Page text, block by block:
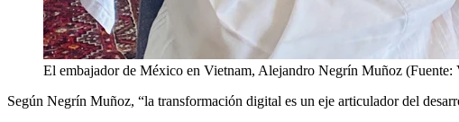
El embajador de México en Vietnam, Alejandro Negrín Muñoz
Según Negrín Muñoz, “la transformación digital es un eje articulador del